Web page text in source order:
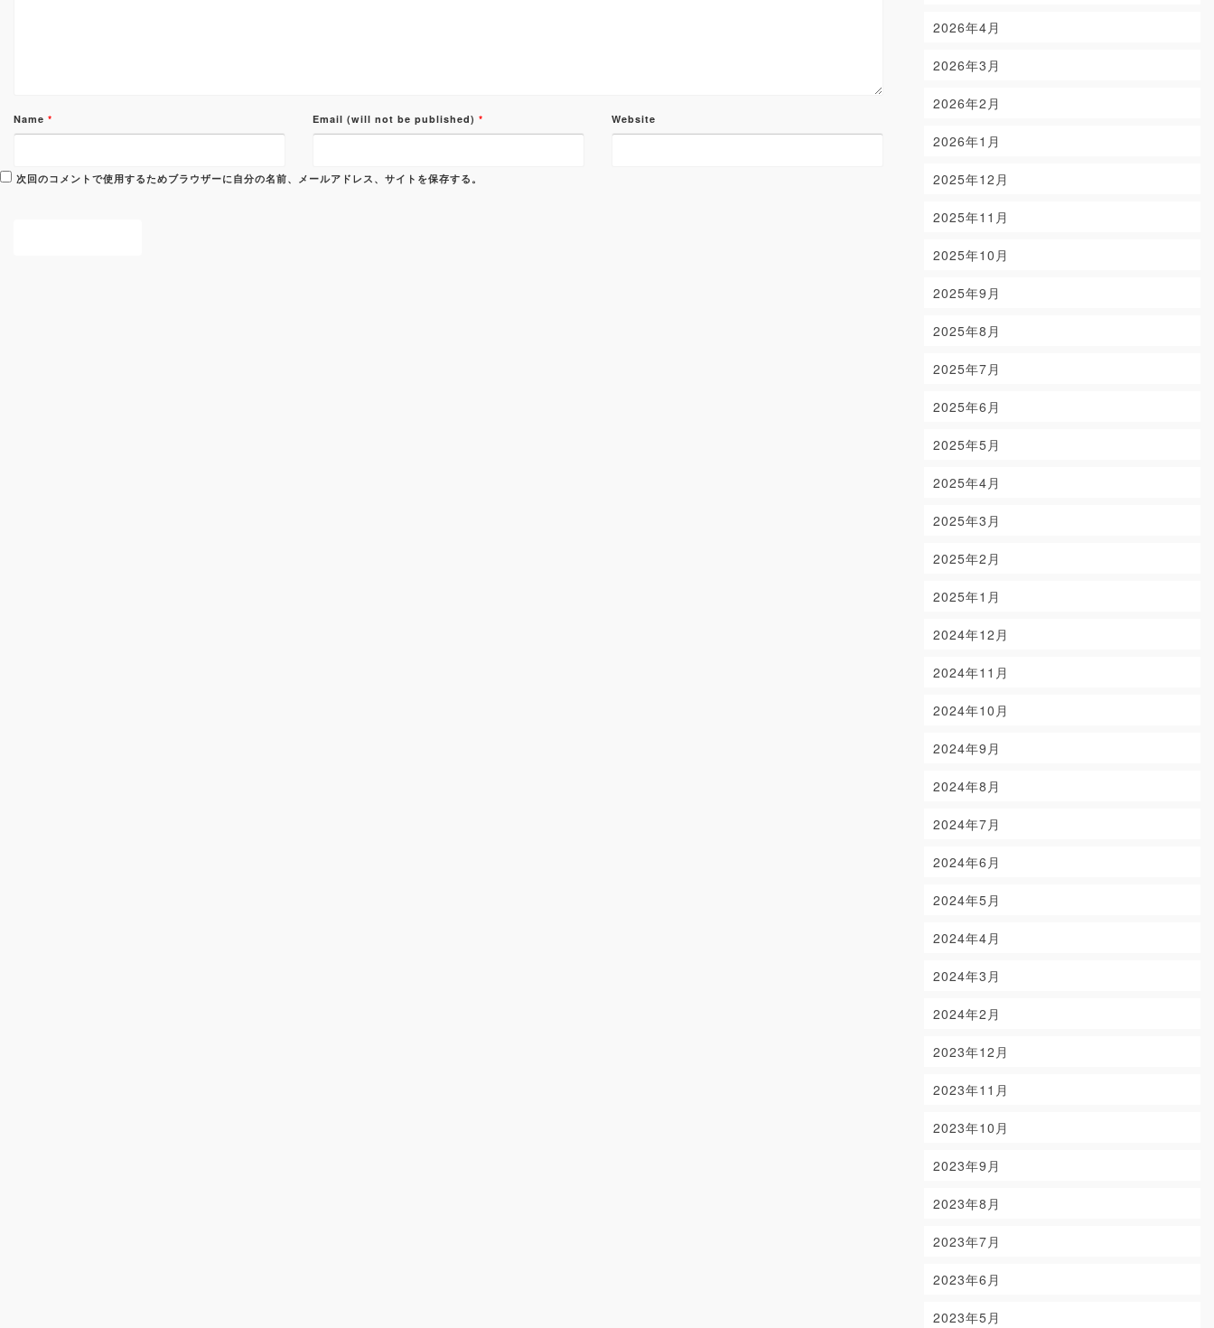
Name * Email (will not be published) * Website
次回のコメントで使用するためブラウザーに自分の名前、メールアドレス、サイトを保存する。
2026年4月
2026年3月
2026年2月
2026年1月
2025年12月
2025年11月
2025年10月
2025年9月
2025年8月
2025年7月
2025年6月
2025年5月
2025年4月
2025年3月
2025年2月
2025年1月
2024年12月
2024年11月
2024年10月
2024年9月
2024年8月
2024年7月
2024年6月
2024年5月
2024年4月
2024年3月
2024年2月
2023年12月
2023年11月
2023年10月
2023年9月
2023年8月
2023年7月
2023年6月
2023年5月